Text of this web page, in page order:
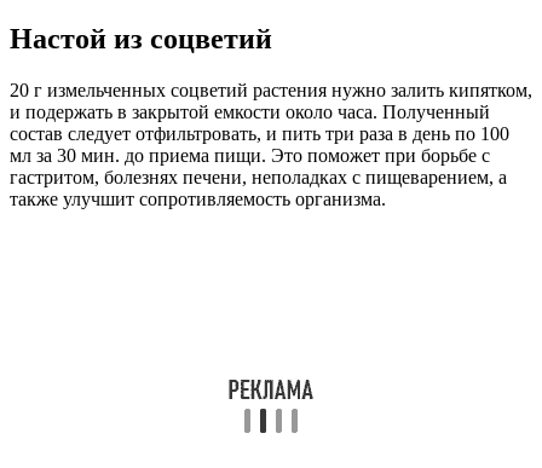
Настой из соцветий
20 г измельченных соцветий растения нужно залить кипятком,
и подержать в закрытой емкости около часа. Полученный
состав следует отфильтровать, и пить три раза в день по 100
мл за 30 мин. до приема пищи. Это поможет при борьбе с
гастритом, болезнях печени, неполадках с пищеварением, а
также улучшит сопротивляемость организма.